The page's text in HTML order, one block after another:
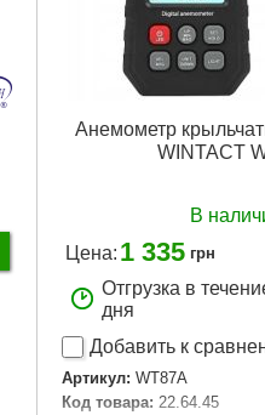
Анемометр
WINTACT
В
Цена: 1 335 грн
Отгрузка в
дня
Добавить к
Артикул: WT87A
Код товара: 22.64.45